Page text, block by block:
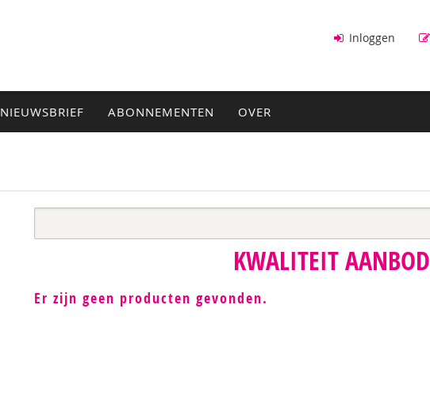
Inloggen
NIEUWSBRIEF ABONNEMENTEN OVER
KWALITEIT AANBOD
Er zijn geen producten gevonden.